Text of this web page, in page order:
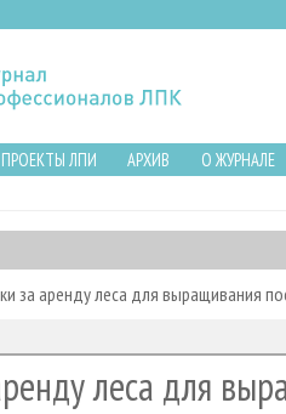
ПРОЕКТЫ ЛПИ АРХИВ О ЖУРНАЛЕ
за аренду леса для выращивания
леса для